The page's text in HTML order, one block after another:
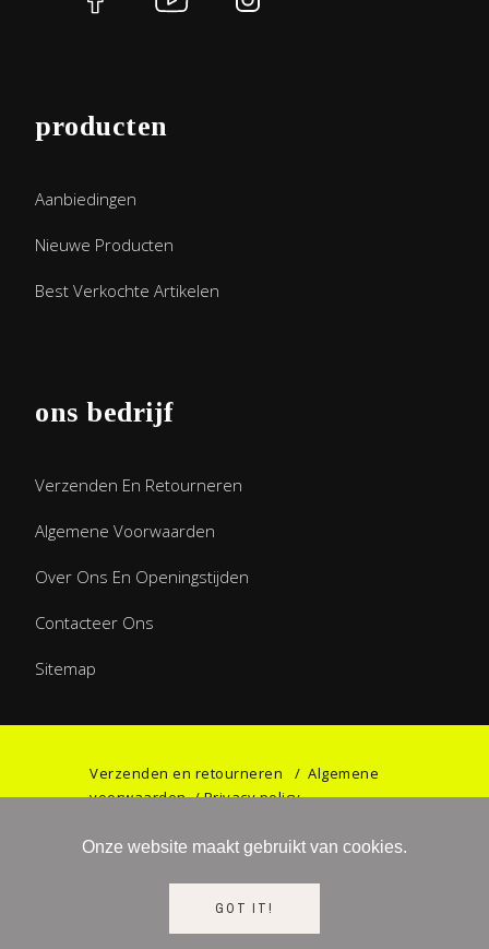
producten
Aanbiedingen
Nieuwe Producten
Best Verkochte Artikelen
ons bedrijf
Verzenden En Retourneren
Algemene Voorwaarden
Over Ons En Openingstijden
Contacteer Ons
Sitemap
Verzenden en retourneren /Algemene
voorwaarden/Privacy policy
©2023 Games & Gifts by Haniel. All rights
Onze website maakt gebruikt van cookies.
GOT IT!